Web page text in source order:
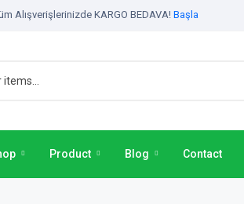
Alışverişlerinizde KARGO BEDAVA! Başla
Product Blog Contact